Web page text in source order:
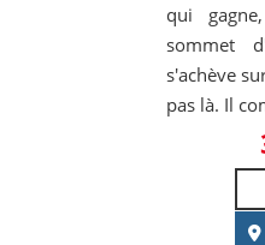
qui
sommet
s'achève
pas là. Il